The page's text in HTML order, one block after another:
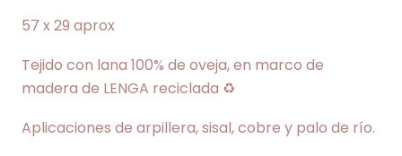
57 x 29 aprox
Tejido con lana 100% de oveja, en marco de
madera de LENGA reciclada ♻
Aplicaciones de arpillera, sisal, cobre y palo de río.